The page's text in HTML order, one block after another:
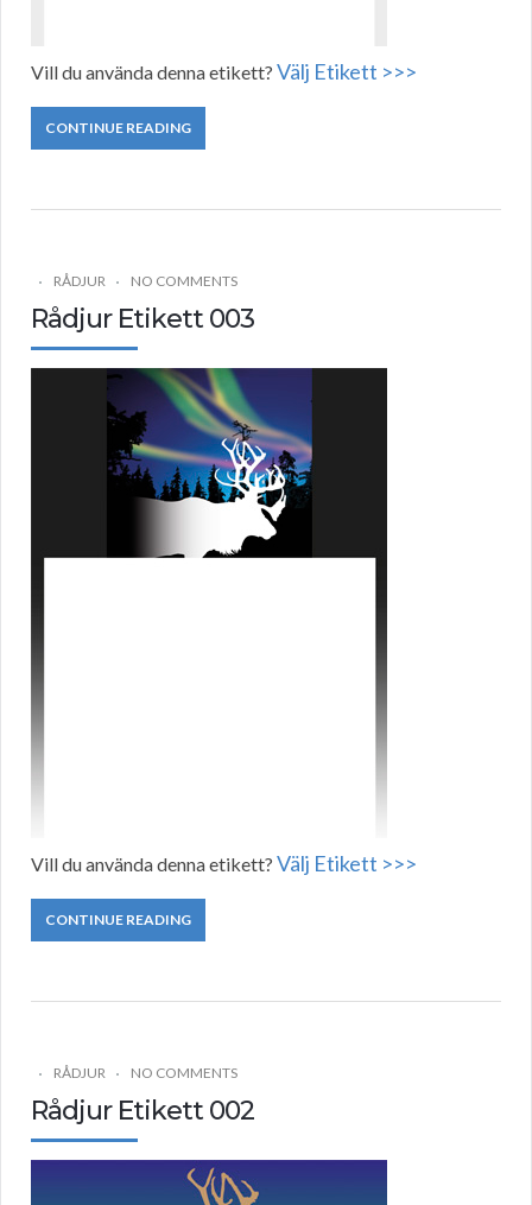
Vill du använda denna etikett? Välj Etikett >>>
CONTINUE READING
RÅDJUR NO COMMENTS
Rådjur Etikett 003
Vill du använda denna etikett? Välj Etikett >>>
CONTINUE READING
RÅDJUR NO COMMENTS
Rådjur Etikett 002